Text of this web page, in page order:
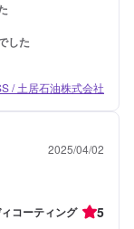
した
/ 土居石油株式会社
2025/04/02
コーティング 5